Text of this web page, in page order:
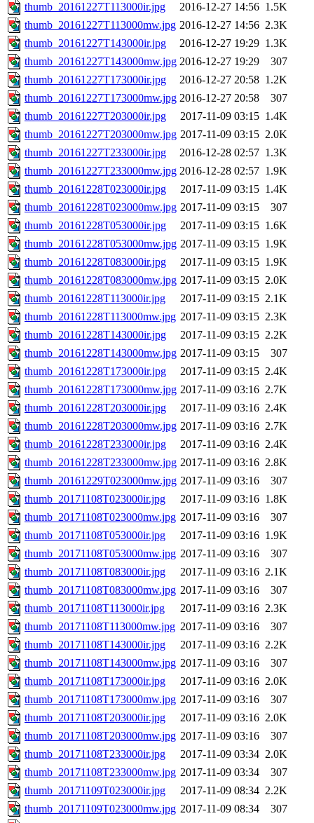
thumb_20161227T113000ir.jpg
2016-12-27 14:56 1.5K
thumb_20161227T113000mw.jpg 2016-12-27 14:56 2.3K
thumb_20161227T143000ir.jpg
2016-12-27 19:29 1.3K
thumb_20161227T143000mw.jpg 2016-12-27 19:29
307
thumb_20161227T173000ir.jpg
2016-12-27 20:58 1.2K
thumb_20161227T173000mw.jpg 2016-12-27 20:58
307
thumb_20161227T203000ir.jpg
2017-11-09 03:15 1.4K
thumb_20161227T203000mw.jpg 2017-11-09 03:15 2.0K
thumb_20161227T233000ir.jpg
2016-12-28 02:57 1.3K
thumb_20161227T233000mw.jpg 2016-12-28 02:57 1.9K
thumb_20161228T023000ir.jpg
2017-11-09 03:15 1.4K
thumb_20161228T023000mw.jpg 2017-11-09 03:15
307
thumb_20161228T053000ir.jpg
2017-11-09 03:15 1.6K
thumb_20161228T053000mw.jpg 2017-11-09 03:15 1.9K
thumb_20161228T083000ir.jpg
2017-11-09 03:15 1.9K
thumb_20161228T083000mw.jpg 2017-11-09 03:15 2.0K
thumb_20161228T113000ir.jpg
2017-11-09 03:15 2.1K
thumb_20161228T113000mw.jpg 2017-11-09 03:15 2.3K
thumb_20161228T143000ir.jpg
2017-11-09 03:15 2.2K
thumb_20161228T143000mw.jpg 2017-11-09 03:15
307
thumb_20161228T173000ir.jpg
2017-11-09 03:15 2.4K
thumb_20161228T173000mw.jpg 2017-11-09 03:16 2.7K
thumb_20161228T203000ir.jpg
2017-11-09 03:16 2.4K
thumb_20161228T203000mw.jpg 2017-11-09 03:16 2.7K
thumb_20161228T233000ir.jpg
2017-11-09 03:16 2.4K
thumb_20161228T233000mw.jpg 2017-11-09 03:16 2.8K
thumb_20161229T023000mw.jpg 2017-11-09 03:16
307
thumb_20171108T023000ir.jpg
2017-11-09 03:16 1.8K
thumb_20171108T023000mw.jpg 2017-11-09 03:16
307
thumb_20171108T053000ir.jpg
2017-11-09 03:16 1.9K
thumb_20171108T053000mw.jpg 2017-11-09 03:16
307
thumb_20171108T083000ir.jpg
2017-11-09 03:16 2.1K
thumb_20171108T083000mw.jpg 2017-11-09 03:16
307
thumb_20171108T113000ir.jpg
2017-11-09 03:16 2.3K
thumb_20171108T113000mw.jpg 2017-11-09 03:16
307
thumb_20171108T143000ir.jpg
2017-11-09 03:16 2.2K
thumb_20171108T143000mw.jpg 2017-11-09 03:16
307
thumb_20171108T173000ir.jpg
2017-11-09 03:16 2.0K
thumb_20171108T173000mw.jpg 2017-11-09 03:16
307
thumb_20171108T203000ir.jpg
2017-11-09 03:16 2.0K
thumb_20171108T203000mw.jpg 2017-11-09 03:16
307
thumb_20171108T233000ir.jpg
2017-11-09 03:34 2.0K
thumb_20171108T233000mw.jpg 2017-11-09 03:34
307
thumb_20171109T023000ir.jpg
2017-11-09 08:34 2.2K
thumb_20171109T023000mw.jpg 2017-11-09 08:34
307